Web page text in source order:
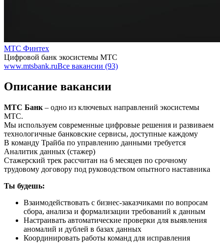
МТС Финтех
Цифровой банк экосистемы МТС
www.mtsbank.ruВсе вакансии (93)
Описание вакансии
МТС Банк – одно из ключевых направлений экосистемы
МТС.
Мы используем современные цифровые решения и развиваем
технологичные банковские сервисы, доступные каждому
В команду Трайба по управлению данными требуется
Аналитик данных (стажер)
Стажерский трек рассчитан на 6 месяцев по срочному
трудовому договору под руководством опытного наставника
Ты будешь:
Взаимодействовать с бизнес-заказчиками по вопросам
сбора, анализа и формализации требований к данным
Настраивать автоматические проверки для выявления
аномалий и дублей в базах данных
Координировать работы команд для исправления